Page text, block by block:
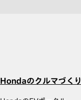
Hondaのクルマづくり